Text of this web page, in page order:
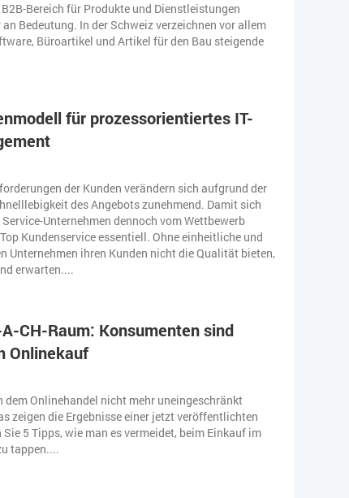
Bereich für Produkte und Dienstleistungen
Bedeutung. In der Schweiz verzeichnen vor allem
Büroartikel und Artikel für den Bau steigende
für prozessorientiertes IT-
der Kunden verändern sich aufgrund der
des Angebots zunehmend. Damit sich
Unternehmen dennoch vom Wettbewerb
Kundenservice essentiell. Ohne einheitliche und
Unternehmen ihren Kunden nicht die Qualität bieten,
erwarten....
CH-Raum: Konsumenten sind
Onlinekauf
dem Onlinehandel nicht mehr uneingeschränkt
zeigen die Ergebnisse einer jetzt veröffentlichten
5 Tipps, wie man es vermeidet, beim Einkauf im
tappen....